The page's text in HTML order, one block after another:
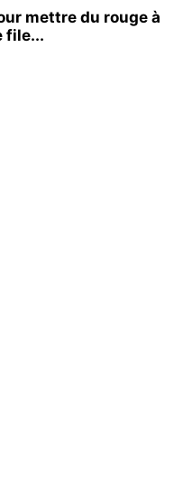
mettre du rouge à
file...